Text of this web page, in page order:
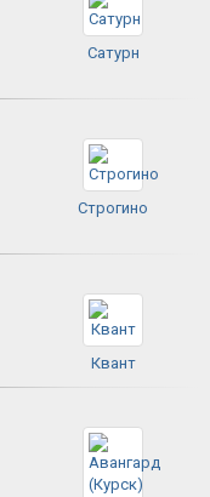
Сатурн
Строгино
Квант